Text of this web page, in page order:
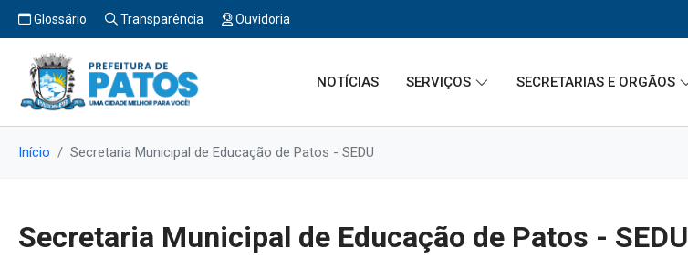
Glossário Transparência Ouvidoria
NOTÍCIAS SERVIÇOS SECRETARIAS E ORGÃOS
Início Secretaria Municipal de Educação de Patos - SEDU
Secretaria Municipal de Educação de Patos - SEDU